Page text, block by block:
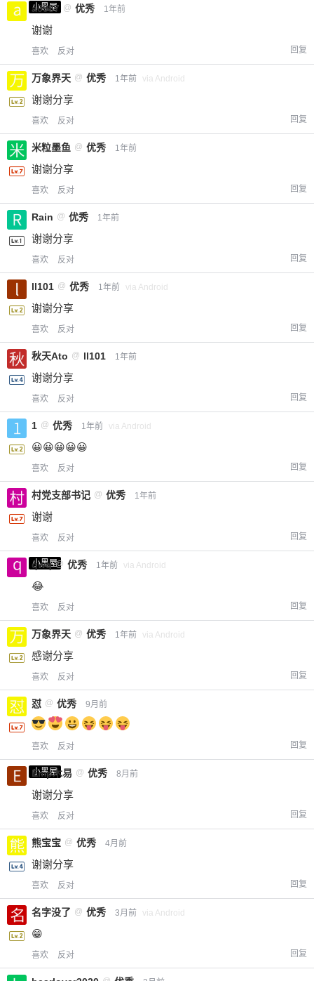
小黑屋
a0987 @ 优秀 1年前
谢谢
喜欢 反对 回复
万象界天 @ 优秀 1年前 via Android
谢谢分享
喜欢 反对 回复
米粒墨鱼 @ 优秀 1年前
谢谢分享
喜欢 反对 回复
Rain @ 优秀 1年前
谢谢分享
喜欢 反对 回复
ll101 @ 优秀 1年前 via Android
谢谢分享
喜欢 反对 回复
秋天Ato @ ll101 1年前
谢谢分享
喜欢 反对 回复
1 @ 优秀 1年前 via Android
😀😀😀😀😀
喜欢 反对 回复
村党支部书记 @ 优秀 1年前
谢谢
喜欢 反对 回复
小黑屋
qwq @ 优秀 1年前 via Android
😂
喜欢 反对 回复
万象界天 @ 优秀 1年前 via Android
感谢分享
喜欢 反对 回复
怼 @ 优秀 9月前
喜欢 反对 回复
小黑屋
Emp木易 @ 优秀 8月前
谢谢分享
喜欢 反对 回复
熊宝宝 @ 优秀 4月前
谢谢分享
喜欢 反对 回复
名字没了 @ 优秀 3月前 via Android
😁
喜欢 反对 回复